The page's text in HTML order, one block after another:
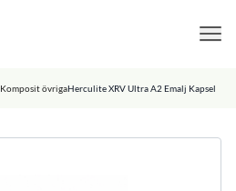
Komposit övrigaHerculite XRV Ultra A2 Emalj Kapsel